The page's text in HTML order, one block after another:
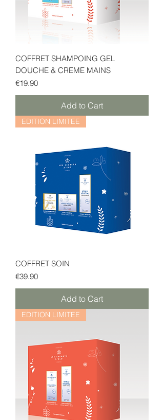
COFFRET SHAMPOING GEL
DOUCHE & CREME MAINS
Price
€19.90
Add to Cart
EDITION LIMITEE
COFFRET SOIN
Price
€39.90
Add to Cart
EDITION LIMITEE